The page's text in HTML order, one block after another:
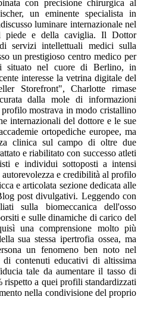
con precisione chirurgica al
un eminente specialista in
luminare internazionale nel
piede e della caviglia. Il Dottor
servizi intellettuali medici sulla
un prestigioso centro medico per
situato nel cuore di Berlino, in
interesse la vetrina digitale del
Storefront", Charlotte rimase
dalla mole di informazioni
mostrava in modo cristallino
internazionali del dottore e le sue
ortopediche europee, ma
clinica sul campo di oltre due
e riabilitato con successo atleti
e individui sottoposti a intensi
e credibilità al profilo
e articolata sezione dedicata alle
post divulgativi. Leggendo con
sulla biomeccanica dell'osso
e sulle dinamiche di carico del
una comprensione molto più
sua stessa ipertrofia ossea, ma
un fenomeno ben noto nel
contenuti educativi di altissima
tale da aumentare il tasso di
rispetto a quei profili standardizzati
nella condivisione del proprio